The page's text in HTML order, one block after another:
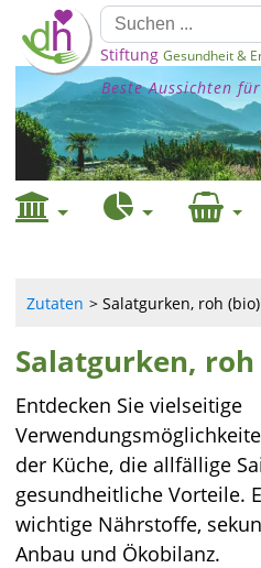
Stiftung Gesundheit &
Beste Aussichten
Zutaten Salatgurken, roh (bio)
Salatgurken, roh
Entdecken Sie vielseitige
der Küche, die allfällige
gesundheitliche Vorteile.
wichtige Nährstoffe,
Anbau und Ökobilanz.